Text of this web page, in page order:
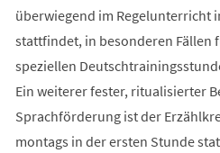
überwiegend im Regelunterricht
stattfindet, in besonderen Fällen
speziellen
Ein weiterer fester, ritualisierter
Sprachförderung ist der
montags in der ersten Stunde